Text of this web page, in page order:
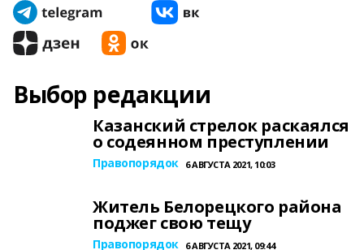
Выбор редакции
Казанский стрелок раскаялся
о содеянном преступлении
Правопорядок 6 АВГУСТА 2021, 10:03
Житель Белорецкого района
поджег свою тещу
Правопорядок 6 АВГУСТА 2021, 09:44